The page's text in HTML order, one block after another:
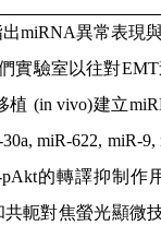
miRNA異常表現
實驗室以往對EMT
植 (in vivo)建立
miR-622, miR-9,
pAkt的轉譯抑制作
共軛對焦螢光顯微